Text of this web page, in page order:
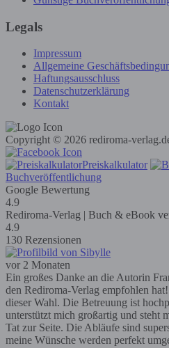
Legals
Impressum
Allgemeine
Haftungsausschluss
Datenschutzerklärung
Kontakt
Copyright © 2026 rediroma-
Preiskalkulator
Buchveröffentlichung
Google Bewertung
4.9
Rediroma-Verlag | Buch & eBook
4.9
130 Rezensionen
vor 2 Monaten
Ein großes Danke an die Autorin
den Rediroma-Verlag empfohlen
dieser Wahl. Die Betreuung ist
unterstützt mich großartig und steht
Tat zur Seite. Die Abläufe sind
meine Wünsche werden perfekt